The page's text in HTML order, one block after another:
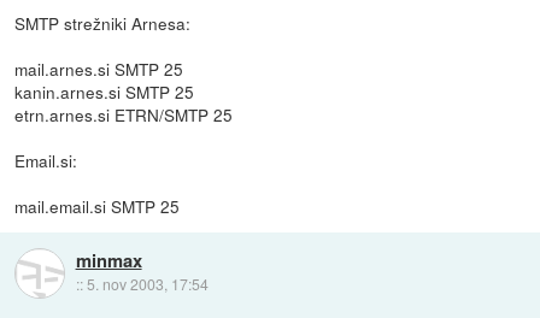
SMTP strežniki Arnesa:
mail.arnes.si SMTP 25
kanin.arnes.si SMTP 25
etrn.arnes.si ETRN/SMTP 25
Email.si:
mail.email.si SMTP 25
minmax
:: 5. nov 2003, 17:54